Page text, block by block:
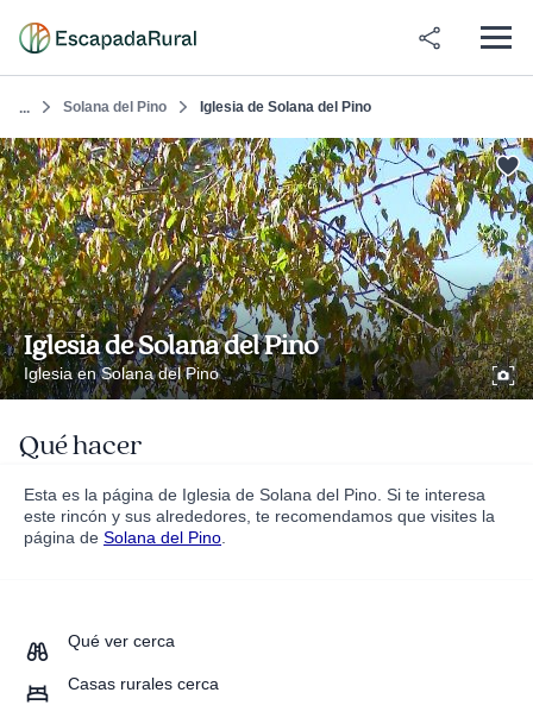
... Solana del Pino Iglesia de Solana del Pino
Iglesia de Solana del Pino
Iglesia en Solana del Pino
Qué hacer
Esta es la página de Iglesia de Solana del Pino. Si te interesa
este rincón y sus alrededores, te recomendamos que visites la
página de Solana del Pino
Qué ver cerca
Casas rurales cerca